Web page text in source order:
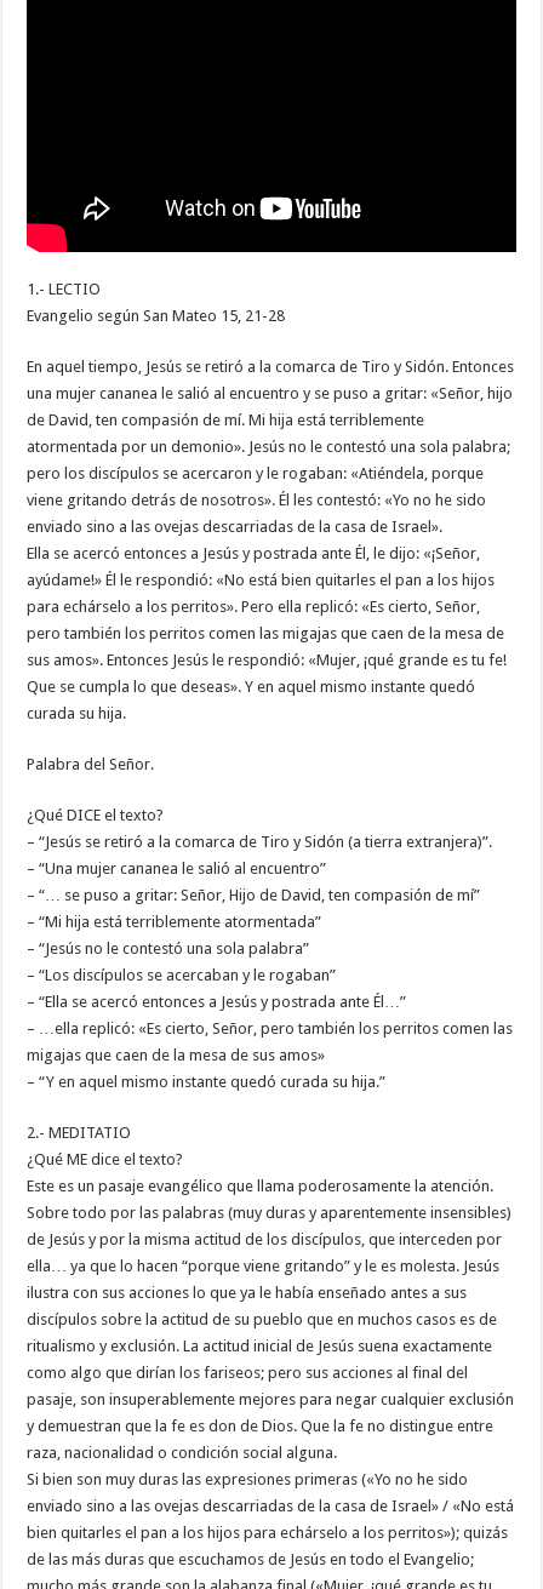
1.- LECTIO
Evangelio según San Mateo 15, 21-28
En aquel tiempo, Jesús se retiró a la comarca de Tiro y Sidón. Entonces
una mujer cananea le salió al encuentro y se puso a gritar: «Señor, hijo
de David, ten compasión de mí. Mi hija está terriblemente
atormentada por un demonio». Jesús no le contestó una sola palabra;
pero los discípulos se acercaron y le rogaban: «Atiéndela, porque
viene gritando detrás de nosotros». Él les contestó: «Yo no he sido
enviado sino a las ovejas descarriadas de la casa de Israel».
Ella se acercó entonces a Jesús y postrada ante Él, le dijo: «¡Señor,
ayúdame!» Él le respondió: «No está bien quitarles el pan a los hijos
para echárselo a los perritos». Pero ella replicó: «Es cierto, Señor,
pero también los perritos comen las migajas que caen de la mesa de
sus amos». Entonces Jesús le respondió: «Mujer, ¡qué grande es tu fe!
Que se cumpla lo que deseas». Y en aquel mismo instante quedó
curada su hija.
Palabra del Señor.
¿Qué DICE el texto?
– “Jesús se retiró a la comarca de Tiro y Sidón (a tierra extranjera)”.
– “Una mujer cananea le salió al encuentro”
– “… se puso a gritar: Señor, Hijo de David, ten compasión de mí”
– “Mi hija está terriblemente atormentada”
– “Jesús no le contestó una sola palabra”
– “Los discípulos se acercaban y le rogaban”
– “Ella se acercó entonces a Jesús y postrada ante Él…”
– …ella replicó: «Es cierto, Señor, pero también los perritos comen las
migajas que caen de la mesa de sus amos»
– “Y en aquel mismo instante quedó curada su hija.”
2.- MEDITATIO
¿Qué ME dice el texto?
Este es un pasaje evangélico que llama poderosamente la atención.
Sobre todo por las palabras (muy duras y aparentemente insensibles)
de Jesús y por la misma actitud de los discípulos, que interceden por
ella… ya que lo hacen “porque viene gritando” y le es molesta. Jesús
ilustra con sus acciones lo que ya le había enseñado antes a sus
discípulos sobre la actitud de su pueblo que en muchos casos es de
ritualismo y exclusión. La actitud inicial de Jesús suena exactamente
como algo que dirían los fariseos; pero sus acciones al final del
pasaje, son insuperablemente mejores para negar cualquier exclusión
y demuestran que la fe es don de Dios. Que la fe no distingue entre
raza, nacionalidad o condición social alguna.
Si bien son muy duras las expresiones primeras («Yo no he sido
enviado sino a las ovejas descarriadas de la casa de Israel» / «No está
bien quitarles el pan a los hijos para echárselo a los perritos»); quizás
de las más duras que escuchamos de Jesús en todo el Evangelio;